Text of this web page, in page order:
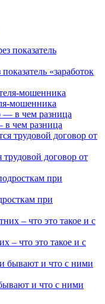
«заработок
мошенника
в чем разница
трудовой договор от
при
– что это такое и с
и что с ними